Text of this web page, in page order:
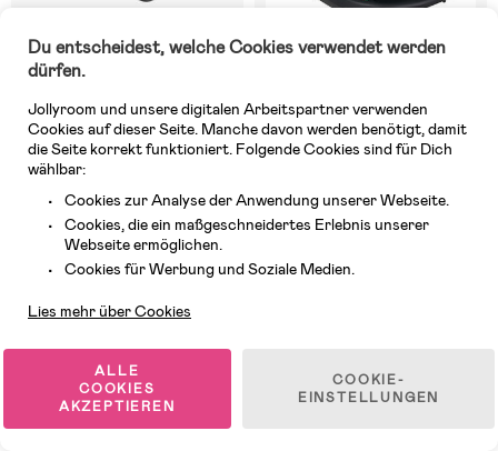
Auf Lager
(3)
BeSafe Stretch² Kindersitz,
Black Soft Breeze
769 €
UVP: 809,99 €
(3)
BeSafe iZi Modular X1 i-Size
Kindersitz, Fresh Black Cab
349,99 €
Superpreis
Du entscheidest, welche Cookies verwendet werden
dürfen.
Jollyroom und unsere digitalen Arbeitspartner verwenden
Cookies auf dieser Seite. Manche davon werden benötigt, damit
die Seite korrekt funktioniert. Folgende Cookies sind für Dich
wählbar:
Cookies zur Analyse der Anwendung unserer Webseite.
Cookies, die ein maßgeschneidertes Erlebnis unserer
Webseite ermöglichen.
Cookies für Werbung und Soziale Medien.
Lies mehr über Cookies
ALLE
COOKIES
AKZEPTIEREN
COOKIE-
EINSTELLUNGEN